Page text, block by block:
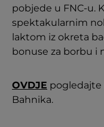
pobjede u FNC-u.
spektakularnim
laktom iz okreta
bonuse za borbu i
OVDJE pogledajte
Bahnika.